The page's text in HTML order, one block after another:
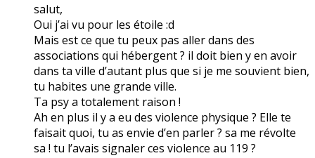
salut,
Oui j’ai vu pour les étoile :d
Mais est ce que tu peux pas aller dans des
associations qui hébergent ? il doit bien y en avoir
dans ta ville d’autant plus que si je me souvient bien,
tu habites une grande ville.
Ta psy a totalement raison !
Ah en plus il y a eu des violence physique ? Elle te
faisait quoi, tu as envie d’en parler ? sa me révolte
sa ! tu l’avais signaler ces violence au 119 ?